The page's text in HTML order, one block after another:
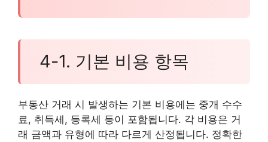
4-1. 기본 비용 항목
부동산 거래 시 발생하는 기본 비용에는 중개 수수
료, 취득세, 등록세 등이 포함됩니다. 각 비용은 거
래 금액과 유형에 따라 다르게 산정됩니다. 정확한